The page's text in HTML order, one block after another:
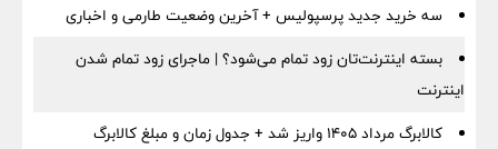
سه خرید جدید پرسپولیس + آخرین وضعیت طارمی و اخباری
بسته اینترنت‌تان زود تمام می‌شود؟ | ماجرای زود تمام شدن
اینترنت
کالابرگ مرداد ۱۴۰۵ واریز شد + جدول زمان و مبلغ کالابرگ